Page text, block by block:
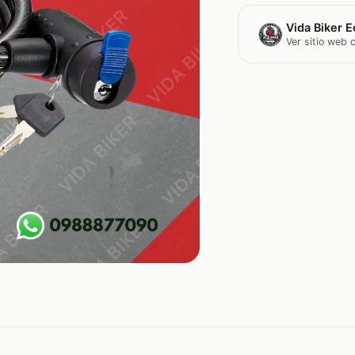
Vida Biker
Ver sitio web